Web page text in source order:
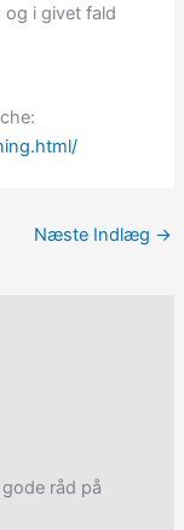
og i givet fald
Næste Indlæg →
råd på